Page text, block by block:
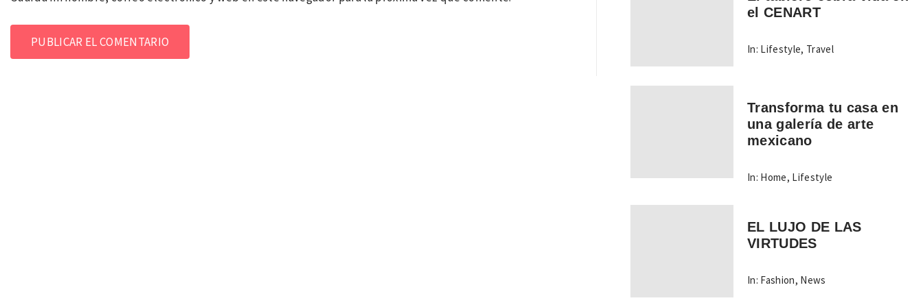
el CENART
In: Lifestyle, Travel
Transforma tu casa en
una galería de arte
mexicano
In: Home, Lifestyle
EL LUJO DE LAS
VIRTUDES
In: Fashion, News